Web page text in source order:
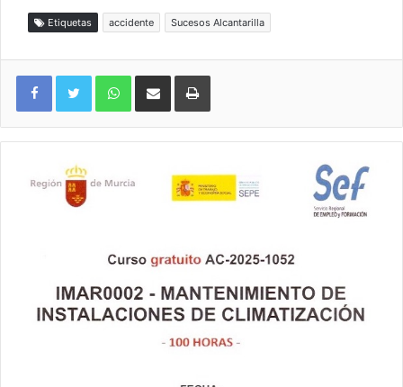
Etiquetas accidente Sucesos Alcantarilla
WhatsAppCompartir por correo electrónicoImprimir